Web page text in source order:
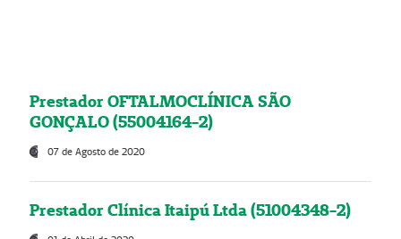
Prestador OFTALMOCLÍNICA SÃO
GONÇALO (55004164-2)
07 de Agosto de 2020
Prestador Clínica Itaipú Ltda (51004348-2)